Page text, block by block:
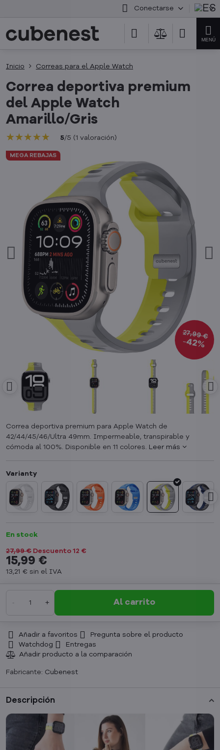
Conectarse
MEGA REBAJAS
27,99 €
42%
Inicio Correas para el Apple Watch
Correa deportiva premium
del Apple Watch
Amarillo/Gris
★★★★★
★★★★★
★★★★★ 5/5 (1 valoración)
Correa deportiva premium para Apple Watch de
42/44/45/46/Ultra 49mm. Impermeable, transpirable y
cómoda al 100%. Disponible en 11 colores. Leer más
En stock
27,99 € Descuento 12 €
15,99 €
13,21 € sin el IVA
Al carrito
Añadir a favoritos
Pregunta sobre el producto
Watchdog
Entregas
Fabricante: Cubenest
Descripción